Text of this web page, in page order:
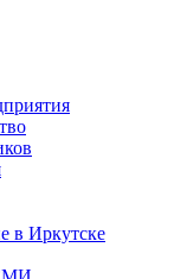
в Иркутске